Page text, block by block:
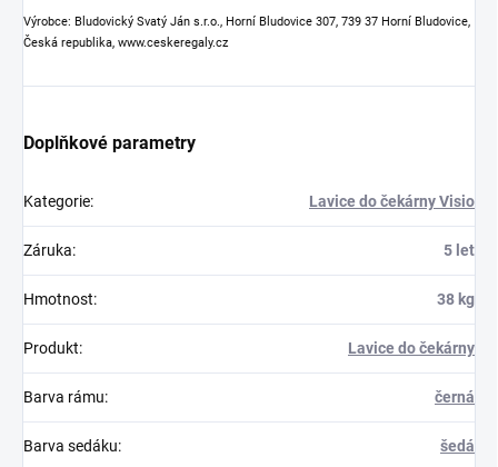
Výrobce: Bludovický Svatý Ján s.r.o., Horní Bludovice 307, 739 37 Horní Bludovice,
Česká republika, www.ceskeregaly.cz
Doplňkové parametry
Kategorie: Lavice do čekárny Visio
Záruka: 5 let
Hmotnost: 38 kg
Produkt: Lavice do čekárny
Barva rámu: černá
Barva sedáku: šedá